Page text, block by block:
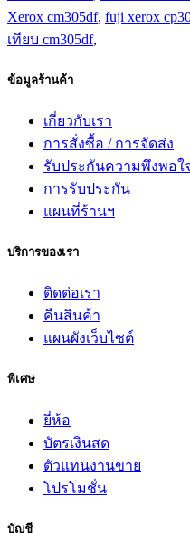
Xerox cm305df, fuji xerox
เทียบ cm305df,
ข้อมูลร้านค้า
เกี่ยวกับเรา
การสั่งซื้อ / การจัดส่ง
รับประกันความพึงพอใ
การรับประกัน
แผนที่ร้านฯ
บริการของเรา
ติดต่อเรา
คืนสินค้า
แผนผังเว็บไซต์
พิเศษ
ยี่ห้อ
บัตรเงินสด
ตัวแทนงานขาย
โปรโมชั่น
บัญชี